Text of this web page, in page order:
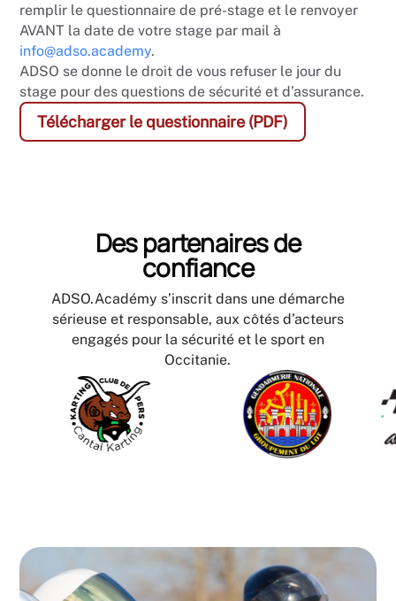
remplir le questionnaire de pré-stage et le renvoyer
AVANT la date de votre stage par mail à
info@adso.academy.
ADSO se donne le droit de vous refuser le jour du
stage pour des questions de sécurité et d’assurance.
Télécharger le questionnaire (PDF)
Des partenaires de
confiance
ADSO.Académy s’inscrit dans une démarche
sérieuse et responsable, aux côtés d’acteurs
engagés pour la sécurité et le sport en
Occitanie.